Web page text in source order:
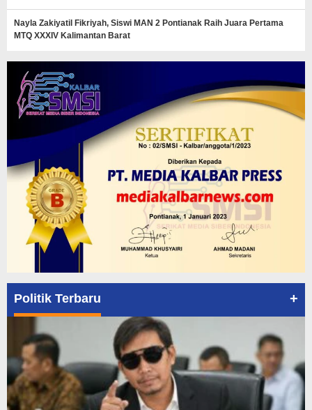
Nayla Zakiyatil Fikriyah, Siswi MAN 2 Pontianak Raih Juara Pertama
MTQ XXXIV Kalimantan Barat
Politik Terbaru +